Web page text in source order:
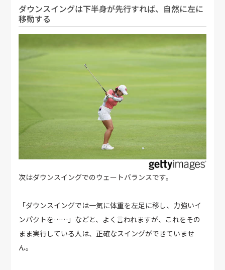
ダウンスイングは下半身が先行すれば、自然に左に
移動する
次はダウンスイングでのウェートバランスです。
「ダウンスイングでは一気に体重を左足に移し、力強いイ
ンパクトを……」などと、よく言われますが、これをその
まま実行している人は、正確なスイングができていませ
ん。